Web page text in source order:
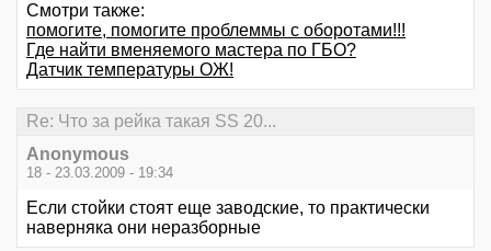
Смотри также:
помогите, помогите проблеммы с оборотами!!!
Где найти вменяемого мастера по ГБО?
Датчик температуры ОЖ!
Re: Что за рейка такая SS 20...
Anonymous
18 - 23.03.2009 - 19:34
Если стойки стоят еще заводские, то практически
наверняка они неразборные